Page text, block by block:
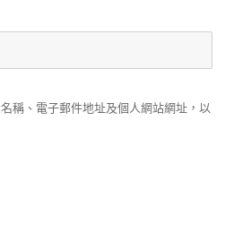
稱、電子郵件地址及個人網站網址，以